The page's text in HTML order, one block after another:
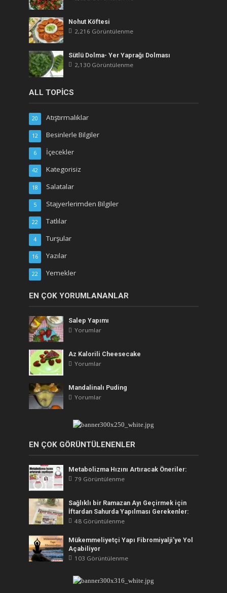
Nohut Köftesi
2,216 Görüntülenme
Sütlü Dolma- Yer Yaprağı Dolması
2,130 Görüntülenme
ALL TOPICS
Atıştırmalıklar
20
Besinlerle Bilgiler
12
İçecekler
6
Kategorisiz
42
Salatalar
18
Stajyerlerimden Bilgiler
5
Tatlılar
22
Turşular
4
Yazılar
16
Yemekler
22
EN ÇOK YORUMLANANLAR
Salep Yapımı
Yorumlar
Az Kalorili Cheesecake
Yorumlar
Mandalinalı Puding
Yorumlar
EN ÇOK GÖRÜNTÜLENENLER
Metabolizma Hızını Artıracak Öneriler:
79 Görüntülenme
Sağlıklı bir Ramazan Ayı Geçirmek için
İftardan Sahurda Yapılması Gerekenler:
48 Görüntülenme
Mükemmeliyetçi Yapı Fibromiyalji’ye Yol
Açabiliyor
103 Görüntülenme